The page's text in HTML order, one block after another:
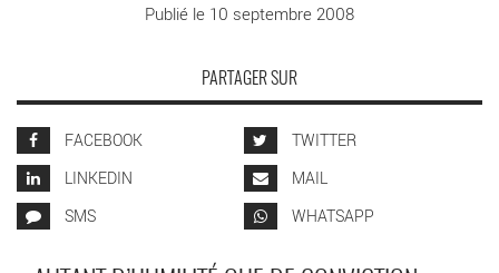
Publié le 10 septembre 2008
PARTAGER SUR
FACEBOOK
TWITTER
LINKEDIN
MAIL
SMS
WHATSAPP